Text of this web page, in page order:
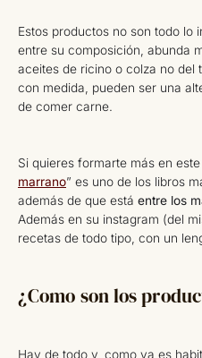
Estos productos no son todo lo
entre su composición, abunda
aceites de ricino o colza no del
con medida, pueden ser una
de comer carne.
Si quieres formarte más en este
marrano” es uno de los libros
además de que está entre los
Además en su instagram (del
recetas de todo tipo, con un
¿Como son los
Hay de todo y, como ya es